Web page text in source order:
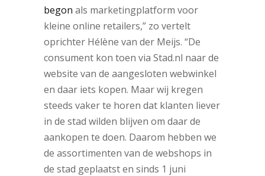
begon als marketingplatform voor
kleine online retailers,” zo vertelt
oprichter Hélène van der Meijs. “De
consument kon toen via Stad.nl naar de
website van de aangesloten webwinkel
en daar iets kopen. Maar wij kregen
steeds vaker te horen dat klanten liever
in de stad wilden blijven om daar de
aankopen te doen. Daarom hebben we
de assortimenten van de webshops in
de stad geplaatst en sinds 1 juni